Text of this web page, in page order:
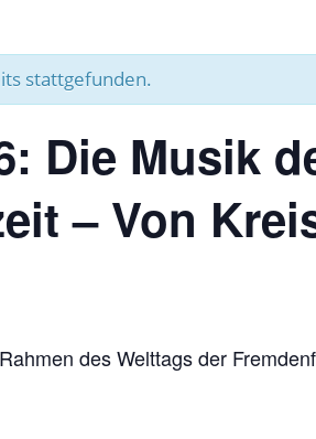
stattgefunden.
Die Musik
– Von
des Welttags der